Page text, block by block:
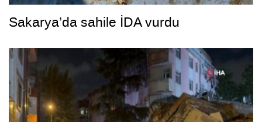
Sakarya’da sahile İDA vurdu